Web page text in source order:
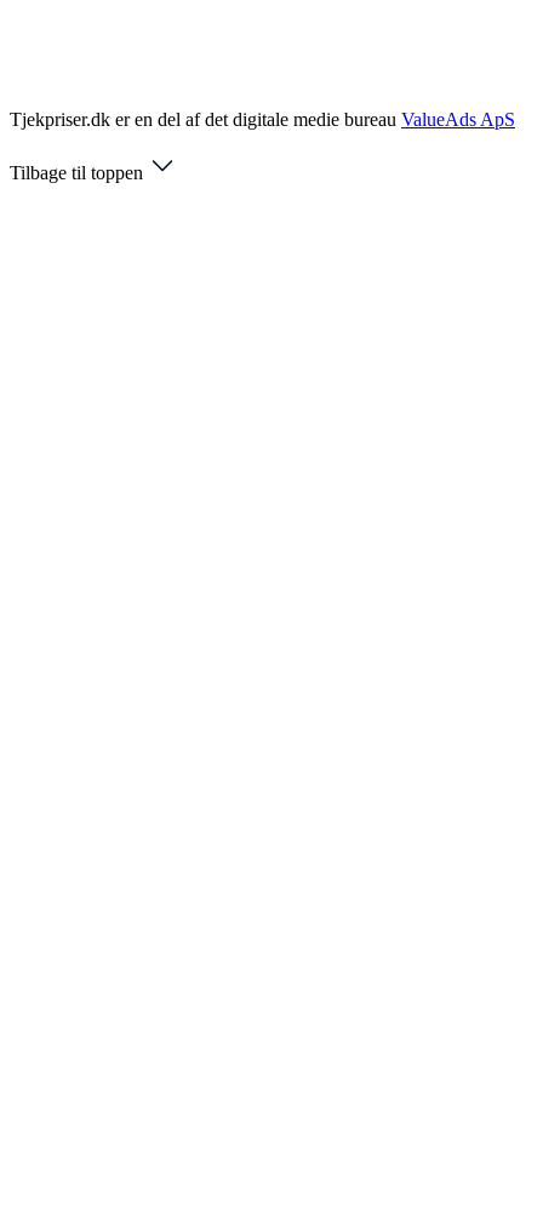
Tjekpriser.dk er en del af det digitale medie bureau ValueAds ApS
Tilbage til toppen